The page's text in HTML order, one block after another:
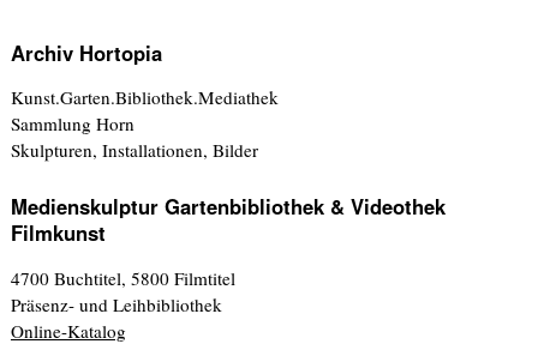
Archiv Hortopia
Kunst.Garten.Bibliothek.Mediathek
Sammlung Horn
Skulpturen, Installationen, Bilder
Medienskulptur Gartenbibliothek & Videothek
Filmkunst
4700 Buchtitel, 5800 Filmtitel
Präsenz- und Leihbibliothek
Online-Katalog